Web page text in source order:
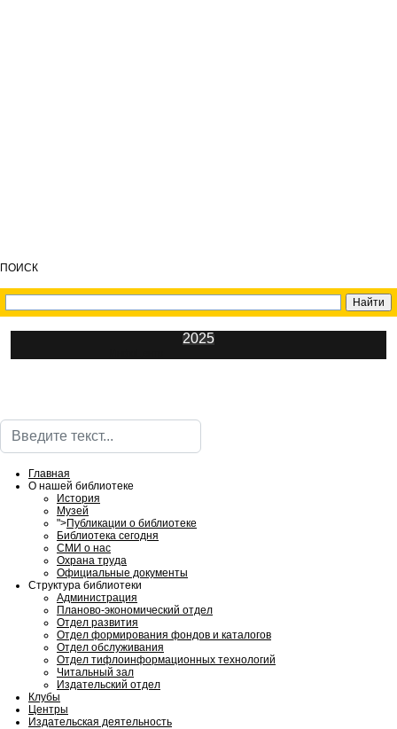
ПОИСК
2025
Поиск
Главная
О нашей библиотеке
История
Музей
">Публикации о библиотеке
Библиотека сегодня
СМИ о нас
Охрана труда
Официальные документы
Структура библиотеки
Администрация
Планово-экономический отдел
Отдел развития
Отдел формирования фондов и каталогов
Отдел обслуживания
Отдел тифлоинформационных технологий
Читальный зал
Издательский отдел
Клубы
Центры
Издательская деятельность